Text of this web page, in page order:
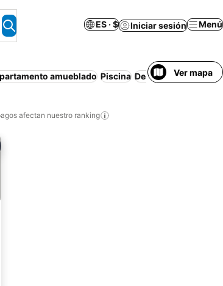
ES · $ Iniciar sesión Menú
amueblado Piscina Desayuno incluido
Ver mapa
afectan nuestro ranking
a favoritos